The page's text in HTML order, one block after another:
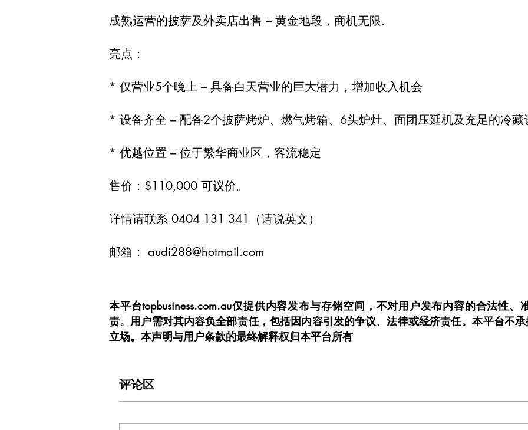
成熟运营的披萨及外卖店出售 – 黄金地段，商机无限.
亮点：
* 仅营业5个晚上 – 具备白天营业的巨大潜力，增加收入机会
* 设备齐全 – 配备2个披萨烤炉、燃气烤箱、6头炉灶、面团压延机及充足的冷藏
* 优越位置 – 位于繁华商业区，客流稳定
售价：$110,000 可议价。
详情请联系 0404 131 341（请说英文）
邮箱： audi288@hotmail.com
本平台topbusiness.com.au仅提供内容发布与存储空间，不对用户发布内容的合法性
责。用户需对其内容负全部责任，包括因内容引发的争议、法律或经济责任。本平台不
立场。本声明与用户条款的最终解释权归本平台所有
评论区